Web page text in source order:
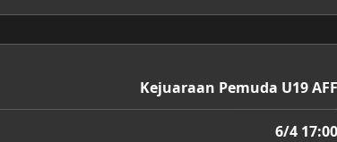
Kejuaraan Pemuda U19 AFF
6/4 17:00